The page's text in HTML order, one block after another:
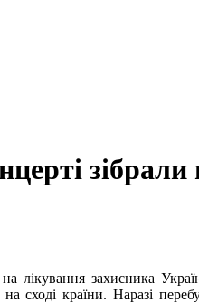
захисника
країни. Наразі